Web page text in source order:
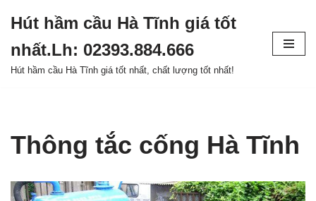
tới
nội
Hút hầm cầu Hà Tĩnh giá tốt
nhất.Lh: 02393.884.666
Hút hầm cầu Hà Tĩnh giá tốt nhất, chất lượng tốt nhất!
Thông tắc cống Hà Tĩnh